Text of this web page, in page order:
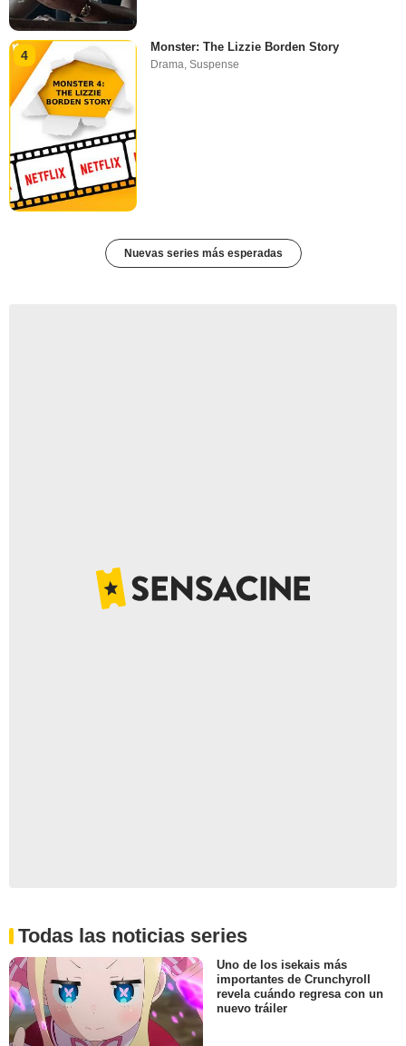
4
Monster: The Lizzie Borden Story
Drama,Suspense
Nuevas series más esperadas
Todas las noticias series
Uno de los isekais más
importantes de Crunchyroll
revela cuándo regresa con un
nuevo tráiler